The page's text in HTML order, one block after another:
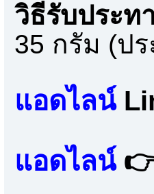
วิธีรับประท
35 กรัม (ป
แอดไลน์
แอดไลน์